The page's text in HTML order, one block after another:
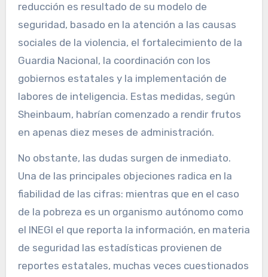
reducción es resultado de su modelo de
seguridad, basado en la atención a las causas
sociales de la violencia, el fortalecimiento de la
Guardia Nacional, la coordinación con los
gobiernos estatales y la implementación de
labores de inteligencia. Estas medidas, según
Sheinbaum, habrían comenzado a rendir frutos
en apenas diez meses de administración.
No obstante, las dudas surgen de inmediato.
Una de las principales objeciones radica en la
fiabilidad de las cifras: mientras que en el caso
de la pobreza es un organismo autónomo como
el INEGI el que reporta la información, en materia
de seguridad las estadísticas provienen de
reportes estatales, muchas veces cuestionados